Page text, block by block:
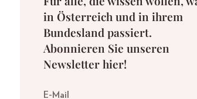
in Österreich und in ihrem
Bundesland passiert.
Abonnieren Sie unseren
Newsletter hier!